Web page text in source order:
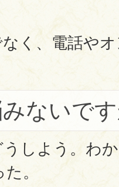
く、電話や
ないで
しよう。わ
。